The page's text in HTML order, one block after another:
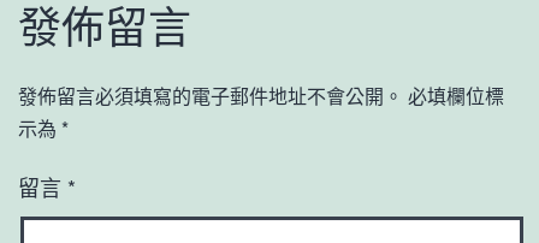
發佈留言
發佈留言必須填寫的電子郵件地址不會公開。 必填欄位標
示為 *
留言 *